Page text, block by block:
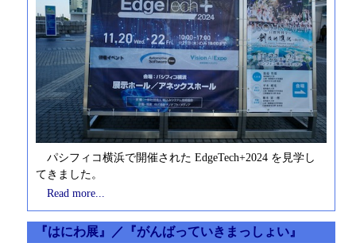
パシフィコ横浜で開催された EdgeTech+2024 を見学し
てきました。
Read more...
『はにわ展』／『がんばっていきまっしょい』